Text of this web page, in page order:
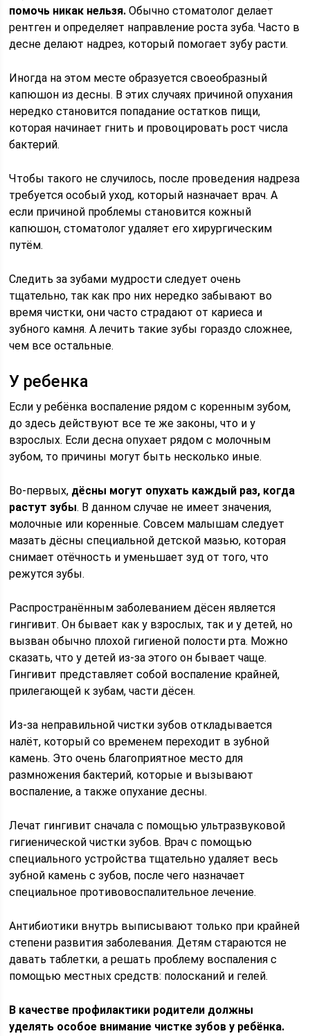
помочь никак нельзя. Обычно стоматолог делает
рентген и определяет направление роста зуба. Часто в
десне делают надрез, который помогает зубу расти.
Иногда на этом месте образуется своеобразный
капюшон из десны. В этих случаях причиной опухания
нередко становится попадание остатков пищи,
которая начинает гнить и провоцировать рост числа
бактерий.
Чтобы такого не случилось, после проведения надреза
требуется особый уход, который назначает врач. А
если причиной проблемы становится кожный
капюшон, стоматолог удаляет его хирургическим
путём.
Следить за зубами мудрости следует очень
тщательно, так как про них нередко забывают во
время чистки, они часто страдают от кариеса и
зубного камня. А лечить такие зубы гораздо сложнее,
чем все остальные.
У ребенка
Если у ребёнка воспаление рядом с коренным зубом,
до здесь действуют все те же законы, что и у
взрослых. Если десна опухает рядом с молочным
зубом, то причины могут быть несколько иные.
Во-первых, дёсны могут опухать каждый раз, когда
растут зубы. В данном случае не имеет значения,
молочные или коренные. Совсем малышам следует
мазать дёсны специальной детской мазью, которая
снимает отёчность и уменьшает зуд от того, что
режутся зубы.
Распространённым заболеванием дёсен является
гингивит. Он бывает как у взрослых, так и у детей, но
вызван обычно плохой гигиеной полости рта. Можно
сказать, что у детей из-за этого он бывает чаще.
Гингивит представляет собой воспаление крайней,
прилегающей к зубам, части дёсен.
Из-за неправильной чистки зубов откладывается
налёт, который со временем переходит в зубной
камень. Это очень благоприятное место для
размножения бактерий, которые и вызывают
воспаление, а также опухание десны.
Лечат гингивит сначала с помощью ультразвуковой
гигиенической чистки зубов. Врач с помощью
специального устройства тщательно удаляет весь
зубной камень с зубов, после чего назначает
специальное противовоспалительное лечение.
Антибиотики внутрь выписывают только при крайней
степени развития заболевания. Детям стараются не
давать таблетки, а решать проблему воспаления с
помощью местных средств: полосканий и гелей.
В качестве профилактики родители должны
уделять особое внимание чистке зубов у ребёнка.